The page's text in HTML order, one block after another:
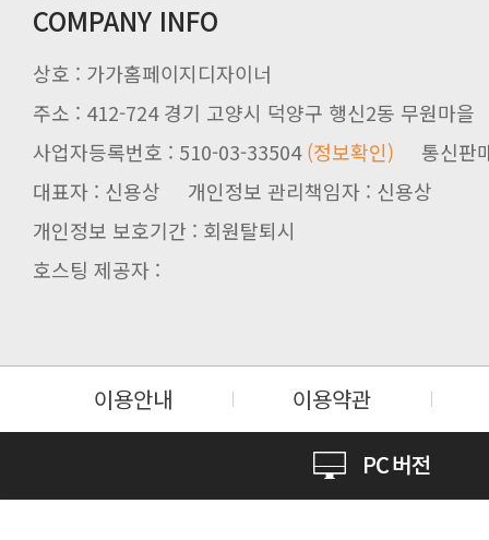
COMPANY INFO
상호 : 가가홈페이지디자이너
주소 : 412-724 경기 고양시 덕양구 행신2동 무원마을
사업자등록번호 : 510-03-33504(정보확인) 통신판
대표자 : 신용상 개인정보 관리책임자 : 신용상
개인정보 보호기간 : 회원탈퇴시
호스팅 제공자 :
이용안내 이용약관